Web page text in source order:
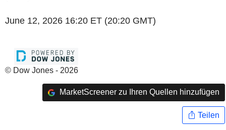
June 12, 2026 16:20 ET (20:20 GMT)
© Dow Jones - 2026
MarketScreener zu Ihren Quellen hinzufügen
Teilen